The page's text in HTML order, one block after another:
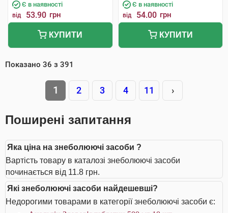
Є в наявності
від 53.90 грн
КУПИТИ
Є в наявності
від 54.00 грн
КУПИТИ
Показано 36 з 391
1 2 3 4 11 ›
Поширені запитання
Яка ціна на знеболюючі засоби ?
Вартість товару в каталозі знеболюючі засоби
починається від 11.8 грн.
Які знеболюючі засоби найдешевші?
Недорогими товарами в категорії знеболюючі засоби є: